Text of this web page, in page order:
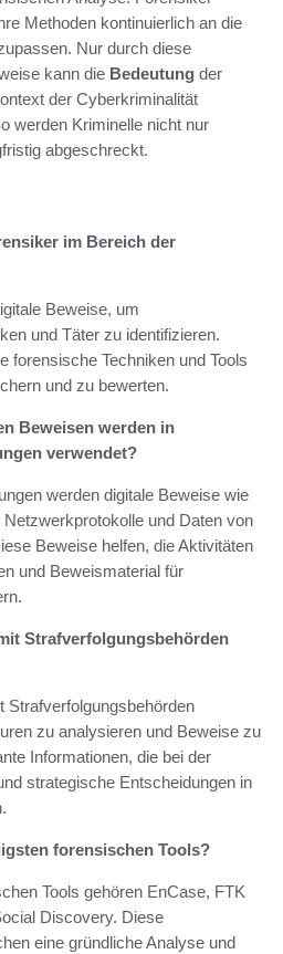
Methoden kontinuierlich an die
Nur durch diese
kann die Bedeutung der
der Cyberkriminalität
werden Kriminelle nicht nur
abgeschreckt.
im Bereich der
Beweise, um
und Täter zu identifizieren.
forensische Techniken und Tools
und zu bewerten.
Beweisen werden in
verwendet?
werden digitale Beweise wie
und Daten von
Beweise helfen, die Aktivitäten
und Beweismaterial für
Strafverfolgungsbehörden
Strafverfolgungsbehörden
zu analysieren und Beweise zu
Informationen, die bei der
strategische Entscheidungen in
forensischen Tools?
Tools gehören EnCase, FTK
Discovery. Diese
eine gründliche Analyse und